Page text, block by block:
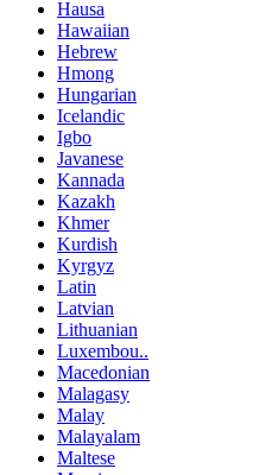
Hausa
Hawaiian
Hebrew
Hmong
Hungarian
Icelandic
Igbo
Javanese
Kannada
Kazakh
Khmer
Kurdish
Kyrgyz
Latin
Latvian
Lithuanian
Luxembou..
Macedonian
Malagasy
Malay
Malayalam
Maltese